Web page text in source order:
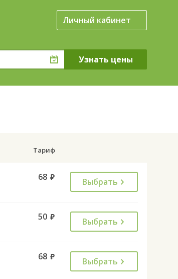
Личный кабинет
Тариф
68 руб. Выбрать
50 руб. Выбрать
68 руб. Выбрать